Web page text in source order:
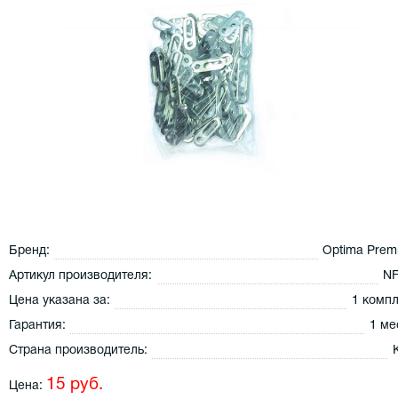
Бренд: Optima
Артикул производителя:
Цена указана за: 1
Гарантия: 1
Страна производитель:
Цена: 15 руб.